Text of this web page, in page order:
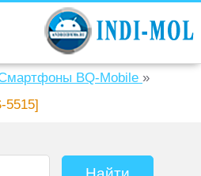
BQ-Mobile »
5515]